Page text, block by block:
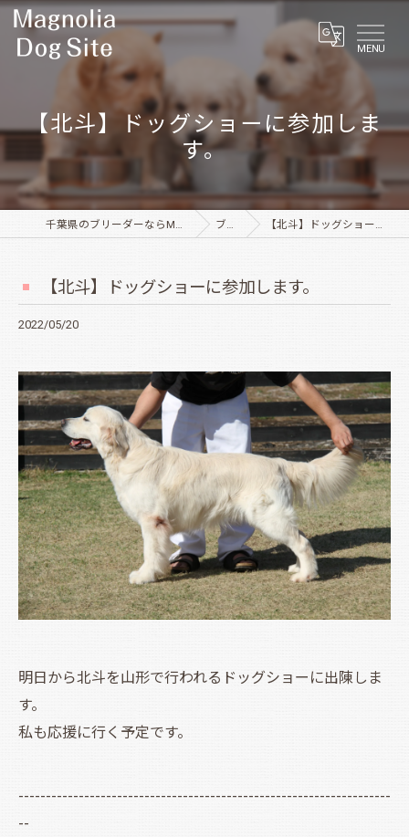
MENU
【北斗】ドッグショーに参加しま
す。
千葉県のブリーダーならMagnolia Dog Site ブログ 【北斗】ドッグショーに参加します。
【北斗】ドッグショーに参加します。
2022/05/20
明日から北斗を山形で行われるドッグショーに出陳しま
す。
私も応援に行く予定です。
--------------------------------------------------------------------
--